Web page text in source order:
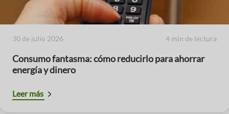
30 de julio 2026 4 min de lectura
Consumo fantasma: cómo reducirlo para ahorrar
energía y dinero
Leer más